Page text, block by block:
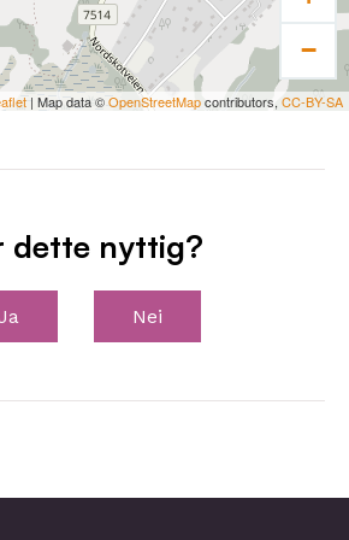
−
| Map data ©OpenStreetMapcontributors, CC-BY-SA
dette nyttig?
Nei